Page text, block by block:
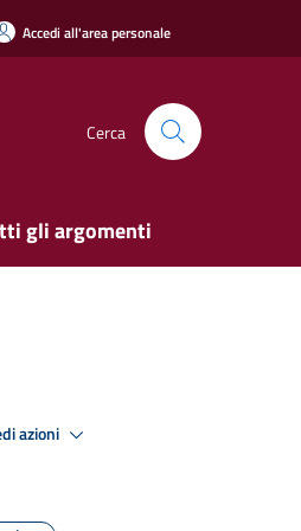
Accedi all'area personale
Cerca
gli argomenti
azioni